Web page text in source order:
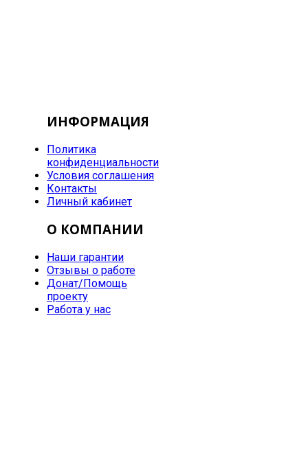
ИНФОРМАЦИЯ
Политика
конфиденциальности
Условия соглашения
Контакты
Личный кабинет
О КОМПАНИИ
Наши гарантии
Отзывы о работе
Донат/Помощь
проекту
Работа у нас